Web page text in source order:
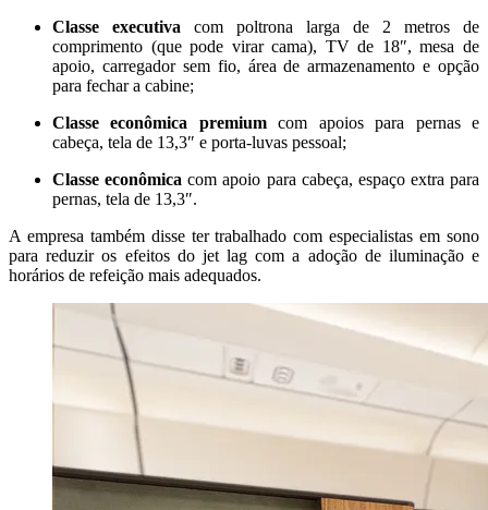
Classe executiva
com poltrona larga de 2 metros de
comprimento (que pode virar cama), TV de 18″, mesa de
apoio, carregador sem fio, área de armazenamento e opção
para fechar a cabine;
Classe econômica premium
com apoios para pernas e
cabeça, tela de 13,3″ e porta-luvas pessoal;
Classe econômica com apoio para cabeça, espaço extra para
pernas, tela de 13,3″.
A empresa também disse ter trabalhado com especialistas em sono
para reduzir os efeitos do jet lag com a adoção de iluminação e
horários de refeição mais adequados.